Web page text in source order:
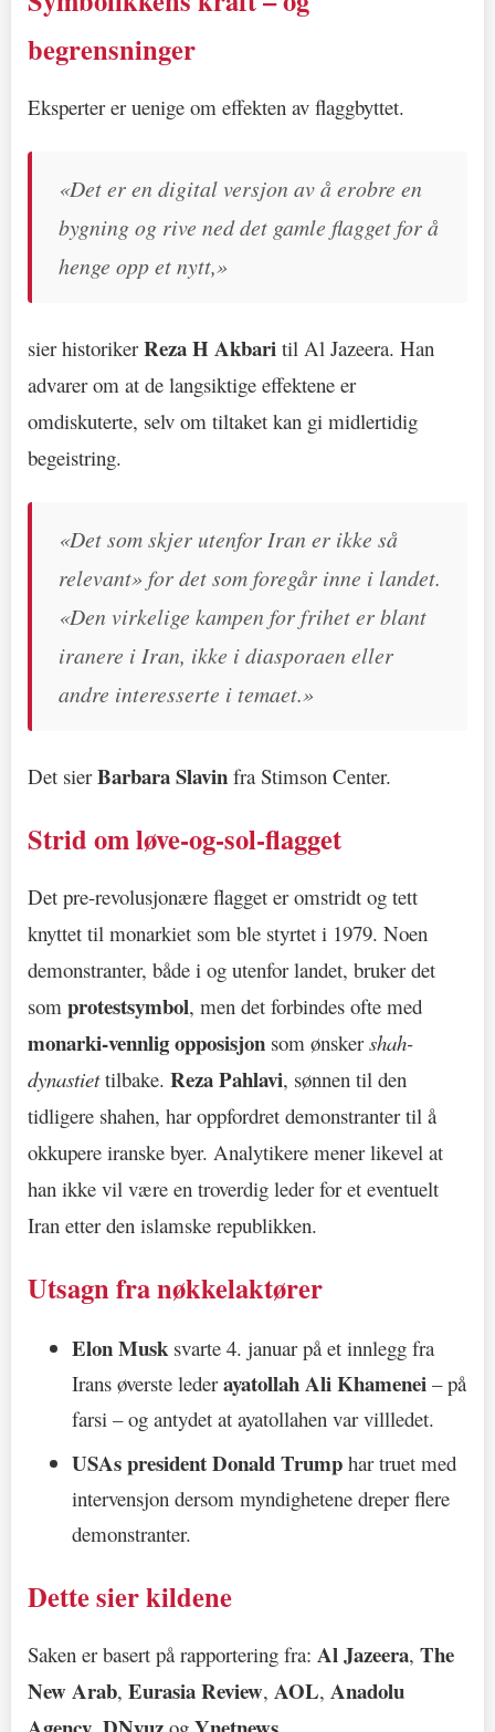
begrensninger
Eksperter er uenige om effekten av flaggbyttet.
«Det er en digital versjon av å erobre en
bygning og rive ned det gamle flagget for å
henge opp et nytt,»
sier historikerReza H Akbari til Al Jazeera. Han
advarer om at de langsiktige effektene er
omdiskuterte, selv om tiltaket kan gi midlertidig
begeistring.
«Det som skjer utenfor Iran er ikke så
relevant» for det som foregår inne i landet.
«Den virkelige kampen for frihet er blant
iranere i Iran, ikke i diasporaen eller
andre interesserte i temaet.»
Det sierBarbara Slavin fra Stimson Center.
Strid om løve-og-sol-flagget
Det pre-revolusjonære flagget er omstridt og tett
knyttet til monarkiet som ble styrtet i 1979. Noen
demonstranter, både i og utenfor landet, bruker det
som protestsymbol, men det forbindes ofte med
monarki-vennlig opposisjon som ønskershah-
dynastiettilbake. Reza Pahlavi, sønnen til den
tidligere shahen, har oppfordret demonstranter til å
okkupere iranske byer. Analytikere mener likevel at
han ikke vil være en troverdig leder for et eventuelt
Iran etter den islamske republikken.
Utsagn fra nøkkelaktører
Elon Musk svarte 4. januar på et innlegg fra
Irans øverste lederayatollah Ali Khamenei – på
farsi – og antydet at ayatollahen var villledet.
USAs president Donald Trump har truet med
intervensjon dersom myndighetene dreper flere
demonstranter.
Dette sier kildene
Saken er basert på rapportering fra: Al Jazeera, The
New Arab, Eurasia Review, AOL, Anadolu